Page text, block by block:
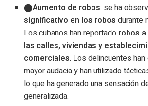
Aumento de robos: se ha
significativo en los robos durante
Los cubanos han reportado robos
las calles, viviendas y
comerciales. Los delincuentes
mayor audacia y han utilizado
lo que ha generado una sensación
generalizada.